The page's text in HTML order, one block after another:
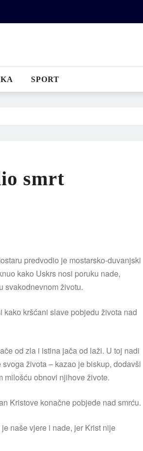
SPORT
smrt
predvodio je mostarsko-duvanjski
kako Uskrs nosi poruku nade,
svakodnevnom životu.
kršćani slave pobjedu života nad
od zla i istina jača od laži. U toj nadi
života – kazao je biskup, dodavši
milošću obnovi njihove živote.
Kristove konačne pobjede nad smrću.
naše vjere i nade, jer Krist nije